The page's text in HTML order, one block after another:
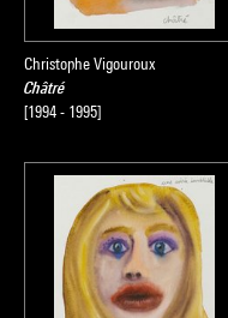
Christophe Vigouroux
Châtré
[1994 - 1995]